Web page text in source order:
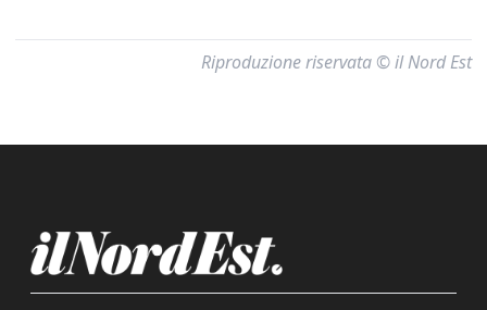
Riproduzione riservata © il Nord Est